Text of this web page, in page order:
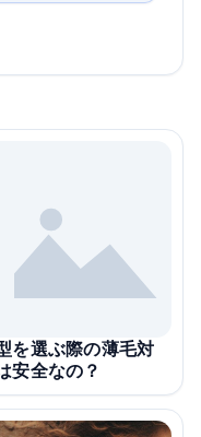
を選ぶ際の薄毛対
安全なの？